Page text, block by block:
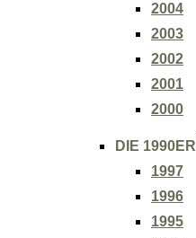
2004
2003
2002
2001
2000
DIE 1990ER
1997
1996
1995